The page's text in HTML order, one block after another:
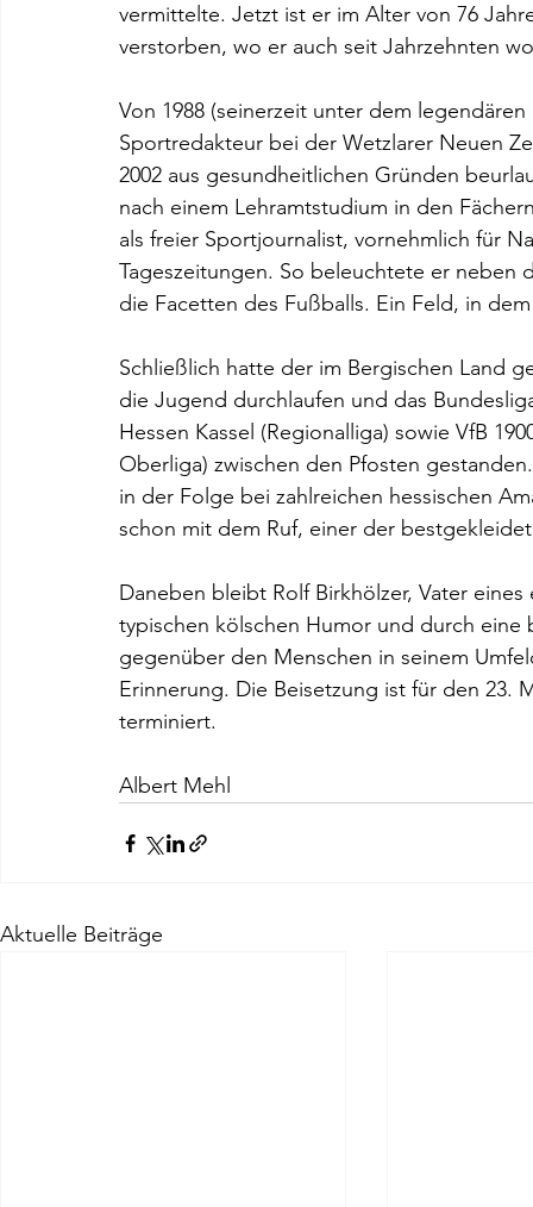
vermittelte. Jetzt ist er im Alter von 76
verstorben, wo er auch seit Jahrzehnten
Von 1988 (seinerzeit unter dem
Sportredakteur bei der Wetzlarer Neuen
2002 aus gesundheitlichen Gründen
nach einem Lehramtstudium in den
als freier Sportjournalist, vornehmlich für
Tageszeitungen. So beleuchtete er neben
die Facetten des Fußballs. Ein Feld, in
Schließlich hatte der im Bergischen Land
die Jugend durchlaufen und das
Hessen Kassel (Regionalliga) sowie VfB
Oberliga) zwischen den Pfosten
in der Folge bei zahlreichen hessischen
schon mit dem Ruf, einer der
Daneben bleibt Rolf Birkhölzer, Vater
typischen kölschen Humor und durch
gegenüber den Menschen in seinem
Erinnerung. Die Beisetzung ist für den 23.
terminiert.
Albert Mehl
Aktuelle Beiträge